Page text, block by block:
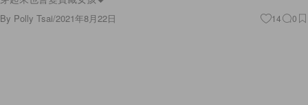
By Polly Tsai/2021年8月22日 14 0